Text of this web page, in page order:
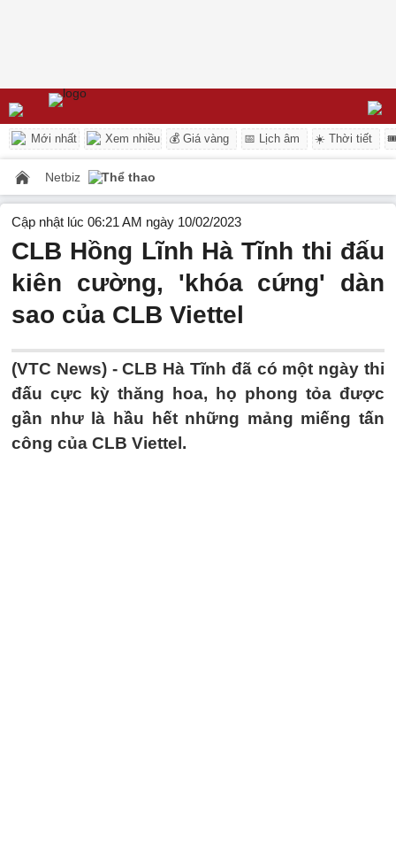
Mới nhất Xem nhiều 💰 Giá vàng 📅 Lịch âm ☀️ Thời tiết
Netbiz Thể thao
Cập nhật lúc 06:21 AM ngày 10/02/2023
CLB Hồng Lĩnh Hà Tĩnh thi đấu
kiên cường, 'khóa cứng' dàn
sao của CLB Viettel
(VTC News) -CLB Hà Tĩnh đã có một ngày thi
đấu cực kỳ thăng hoa, họ phong tỏa được
gần như là hầu hết những mảng miếng tấn
công của CLB Viettel.